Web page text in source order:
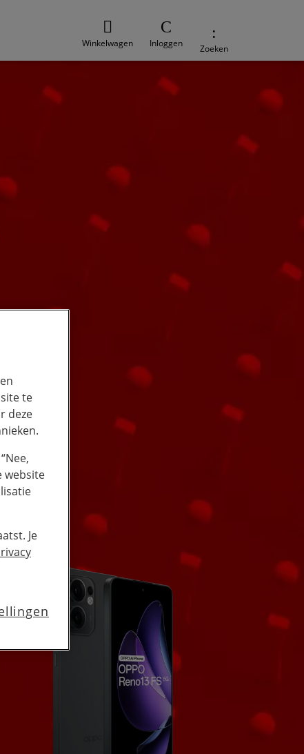
Winkelwagen Inloggen Zoeken
te
deze
website
Je